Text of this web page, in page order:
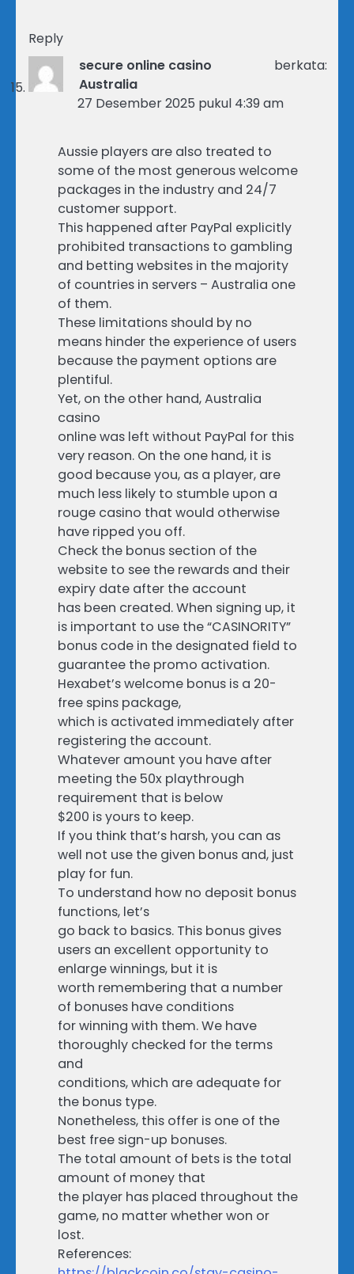
Reply
secure online casino
Australia
berkata:
27 Desember 2025 pukul 4:39 am
Aussie players are also treated to
some of the most generous welcome
packages in the industry and 24/7
customer support.
This happened after PayPal explicitly
prohibited transactions to gambling
and betting websites in the majority
of countries in servers – Australia one
of them.
These limitations should by no
means hinder the experience of users
because the payment options are
plentiful.
Yet, on the other hand, Australia
casino
online was left without PayPal for this
very reason. On the one hand, it is
good because you, as a player, are
much less likely to stumble upon a
rouge casino that would otherwise
have ripped you off.
Check the bonus section of the
website to see the rewards and their
expiry date after the account
has been created. When signing up, it
is important to use the “CASINORITY”
bonus code in the designated field to
guarantee the promo activation.
Hexabet’s welcome bonus is a 20-
free spins package,
which is activated immediately after
registering the account.
Whatever amount you have after
meeting the 50x playthrough
requirement that is below
$200 is yours to keep.
If you think that’s harsh, you can as
well not use the given bonus and, just
play for fun.
To understand how no deposit bonus
functions, let’s
go back to basics. This bonus gives
users an excellent opportunity to
enlarge winnings, but it is
worth remembering that a number
of bonuses have conditions
for winning with them. We have
thoroughly checked for the terms
and
conditions, which are adequate for
the bonus type.
Nonetheless, this offer is one of the
best free sign-up bonuses.
The total amount of bets is the total
amount of money that
the player has placed throughout the
game, no matter whether won or
lost.
References: